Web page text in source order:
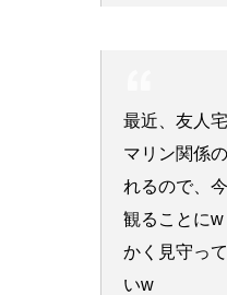
最近、友人
マリン関係
れるので、
観ることに
かく見守っ
いw